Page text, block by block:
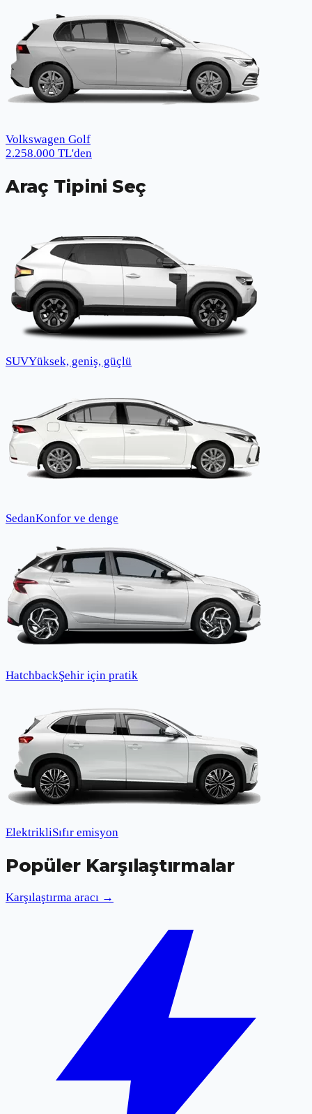
Volkswagen Golf
2.258.000 TL'den
Araç Tipini Seç
SUVYüksek, geniş, güçlü
SedanKonfor ve denge
HatchbackŞehir için pratik
ElektrikliSıfır emisyon
Popüler Karşılaştırmalar
Karşılaştırma aracı →